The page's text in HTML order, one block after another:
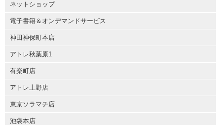
ネットショップ
電子書籍＆オンデマンドサービス
神田神保町本店
アトレ秋葉原1
有楽町店
アトレ上野店
東京ソラマチ店
池袋本店